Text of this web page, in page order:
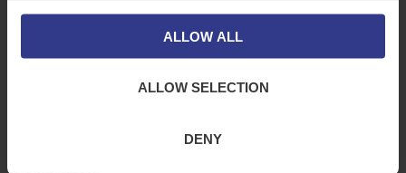
ALLOW ALL
ALLOW SELECTION
DENY
Newcastle
Elektrische Kabel